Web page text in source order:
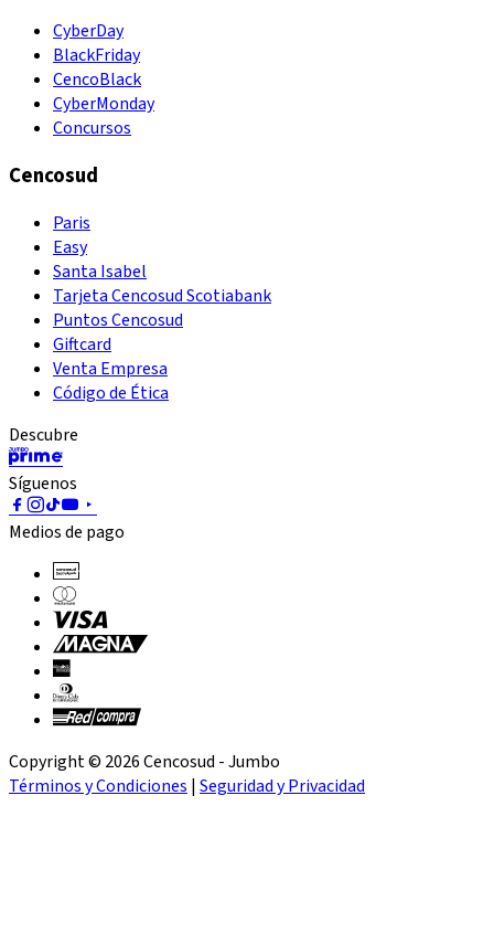
CyberDay
BlackFriday
CencoBlack
CyberMonday
Concursos
Cencosud
Paris
Easy
Santa Isabel
Tarjeta Cencosud Scotiabank
Puntos Cencosud
Giftcard
Venta Empresa
Código de Ética
Descubre
Síguenos
Medios de pago
Copyright © 2026 Cencosud - Jumbo
Términos y Condiciones |Seguridad y Privacidad